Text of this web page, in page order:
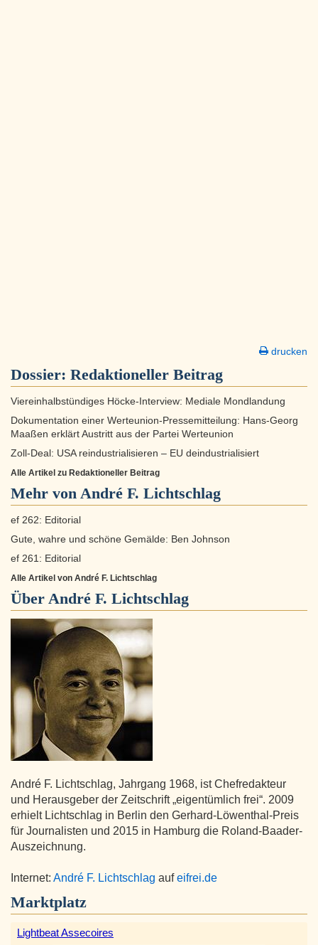
drucken
Dossier: Redaktioneller Beitrag
Viereinhalbstündiges Höcke-Interview: Mediale Mondlandung
Dokumentation einer Werteunion-Pressemitteilung: Hans-Georg
Maaßen erklärt Austritt aus der Partei Werteunion
Zoll-Deal: USA reindustrialisieren – EU deindustrialisiert
Alle Artikel zu Redaktioneller Beitrag
Mehr von André F. Lichtschlag
ef 262: Editorial
Gute, wahre und schöne Gemälde: Ben Johnson
ef 261: Editorial
Alle Artikel von André F. Lichtschlag
Über André F. Lichtschlag
André F. Lichtschlag, Jahrgang 1968, ist Chefredakteur
und Herausgeber der Zeitschrift „eigentümlich frei“. 2009
erhielt Lichtschlag in Berlin den Gerhard-Löwenthal-Preis
für Journalisten und 2015 in Hamburg die Roland-Baader-
Auszeichnung.
Internet: André F. Lichtschlag aufeifrei.de
Marktplatz
Lightbeat Assecoires